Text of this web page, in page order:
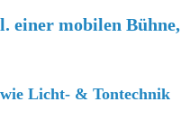
einer mobilen Bühne,
Licht- & Tontechnik